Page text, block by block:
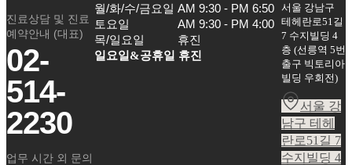
진료상담 및 진료
예약안내 (대표)
02-
514-
2230
업무 시간 외 문의
월/화/수/금요일
토요일
목/일요일
AM 9:30 - PM 6:50
AM 9:30 - PM 4:00
휴진
일요일&공휴일 휴진
서울 강남구
테헤란로51길
7 수지빌딩 4
층 (선릉역 5번
출구 빅토리아
빌딩 우회전)
서울 강
남구 테헤
란로51길 7
수지빌딩 4